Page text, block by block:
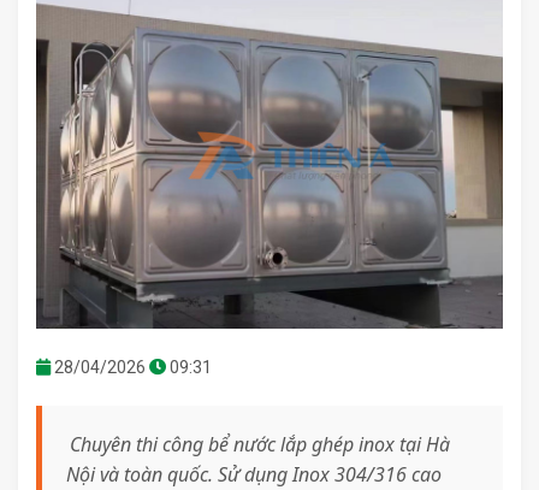
28/04/2026 09:31
Chuyên thi công bể nước lắp ghép inox tại Hà
Nội và toàn quốc. Sử dụng Inox 304/316 cao